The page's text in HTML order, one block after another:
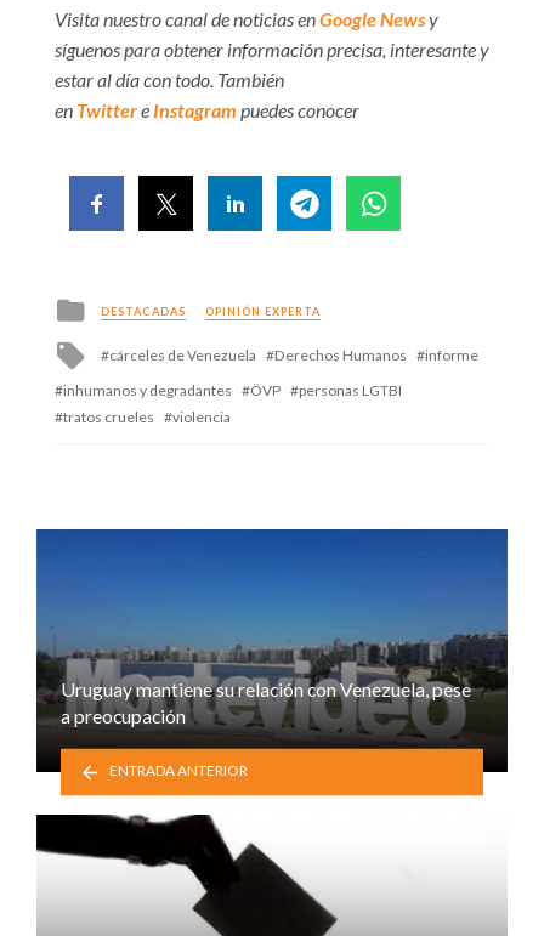
Visita nuestro canal de noticias enGoogle Newsy
síguenos para obtener información precisa, interesante y
estar al día con todo. También
en Twittere Instagram puedes conocer
Posted
in
DESTACADAS OPINIÓN EXPERTA
Tagged
cárceles de Venezuela Derechos Humanos
informe
inhumanos y degradantes
ÖVP
personas LGTBI
tratos crueles
violencia
Uruguay mantiene su relación con Venezuela, pese
a preocupación
ENTRADA ANTERIOR